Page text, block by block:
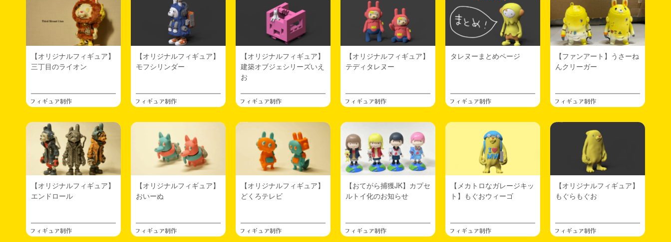
2025.10.14 デザフェス／ワンフェス
先日カリフェスに出展してきました。オリジナル
オンリーの雰囲気がよかったです。合ってる気が
しました。また来年も出たいなと。
あと初めてコンパクト荷物（普段使ってるリュッ
ク1個）＆フルフラット（卓に高さをつけず机に
直置き）に。アイテム絞ったらいけますね、これ
大型イベントはリュック1個は無理、もったいな
い、のでいつものカート荷物にはなるけど。意識
次回イベント出展は来年2/8sunのWF2026wの予定
です。来月のDF62は落選しました…。
2025.10.10 フィギュア制作
新作フィギュアができました
ジャケットを着たキャラクターです →
ジナルフィギュア】エンドロール
カリフェス2025というイベントに持っていきます
2025.07.27 デザフェス／ワンフェス
【オリジナルフィギュア】
三丁目のライオン
フィギュア制作
【オリジナルフィギュア】
モフシリンダー
フィギュア制作
【オリジナルフィギュア】
建築オブジェシリーズいえ
お
フィギュア制作
【オリジナルフィギュア】
テディタレヌー
フィギュア制作
タレヌーまとめページ
フィギュア制作
【ファンアート】うさーね
んクリーガー
フィギュア制作
【オリジナルフィギュア】
エンドロール
フィギュア制作
【オリジナルフィギュア】
おいーぬ
フィギュア制作
【オリジナルフィギュア】
どくろテレビ
フィギュア制作
【おてがら捕獲JK】カプセ
ルトイ化のお知らせ
フィギュア制作
【メカトロなガレージキッ
ト】もぐおウィーゴ
フィギュア制作
【オリジナルフィギュア】
もぐらもぐお
フィギュア制作